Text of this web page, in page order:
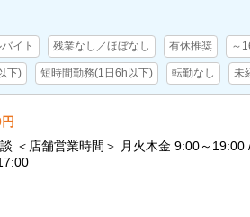
イト 残業なし／ほぼなし 有休推奨 ～
下) 短時間勤務(1日6h以下) 転勤なし 未
＜店舗営業時間＞ 月火木金 9:00～19:00